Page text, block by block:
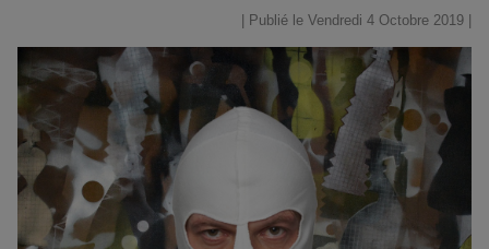
| Publié le Vendredi 4 Octobre 2019 |